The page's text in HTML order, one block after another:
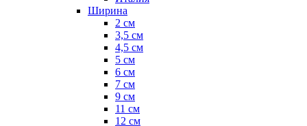
Ширина
2 см
3,5 см
4,5 см
5 см
6 см
7 см
9 см
11 см
12 см